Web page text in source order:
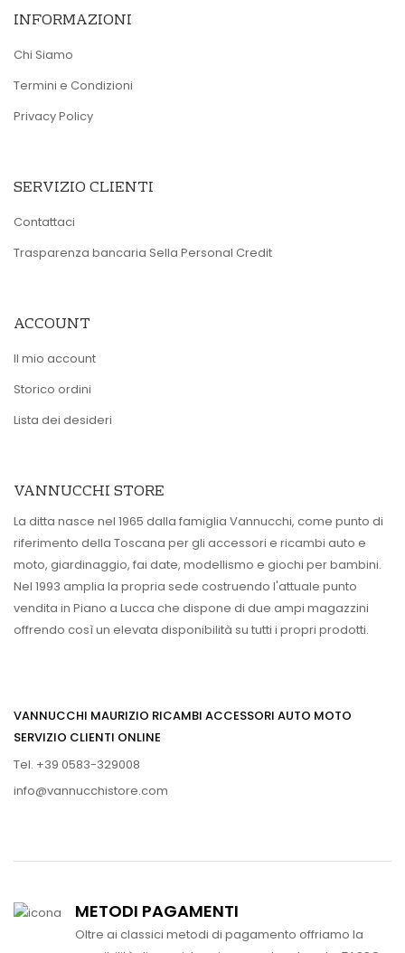
INFORMAZIONI
Chi Siamo
Termini e Condizioni
Privacy Policy
SERVIZIO CLIENTI
Contattaci
Trasparenza bancaria Sella Personal Credit
ACCOUNT
Il mio account
Storico ordini
Lista dei desideri
VANNUCCHI STORE
La ditta nasce nel 1965 dalla famiglia Vannucchi, come punto di
riferimento della Toscana per gli accessori e ricambi auto e
moto, giardinaggio, fai date, modellismo e giochi per bambini.
Nel 1993 amplia la propria sede costruendo l'attuale punto
vendita in Piano a Lucca che dispone di due ampi magazzini
offrendo così un elevata disponibilità su tutti i propri prodotti.
VANNUCCHI MAURIZIO RICAMBI ACCESSORI AUTO MOTO
SERVIZIO CLIENTI ONLINE
Tel. +39 0583-329008
info@vannucchistore.com
METODI PAGAMENTI
Oltre ai classici metodi di pagamento offriamo la